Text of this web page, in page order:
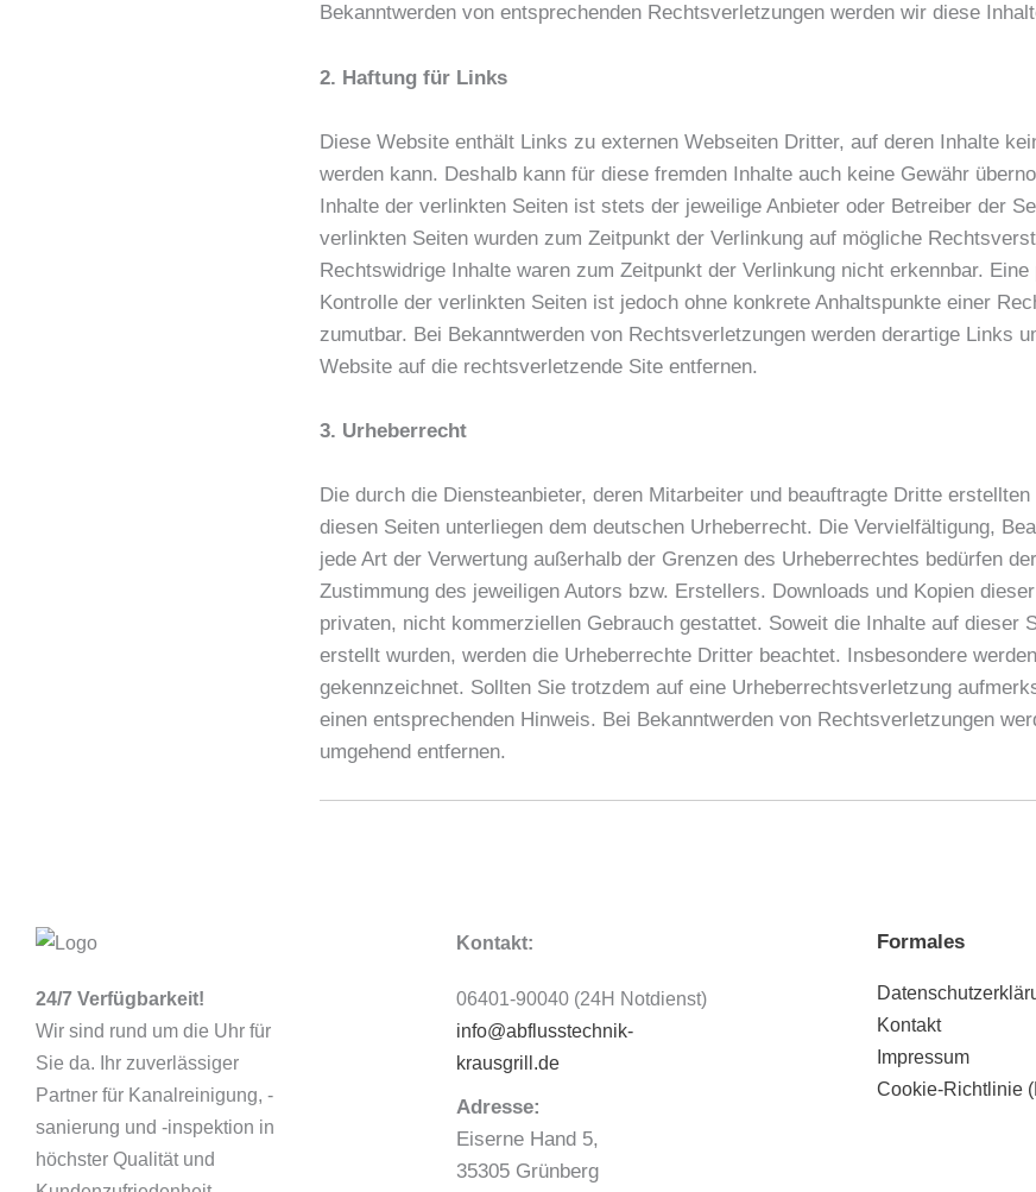
Bekanntwerden von entsprechenden Rechtsverletzungen werden wir diese
2. Haftung für Links
Diese Website enthält Links zu externen Webseiten Dritter, auf deren Inhalte
werden kann. Deshalb kann für diese fremden Inhalte auch keine Gewähr
Inhalte der verlinkten Seiten ist stets der jeweilige Anbieter oder Betreiber der
verlinkten Seiten wurden zum Zeitpunkt der Verlinkung auf mögliche
Rechtswidrige Inhalte waren zum Zeitpunkt der Verlinkung nicht erkennbar.
Kontrolle der verlinkten Seiten ist jedoch ohne konkrete Anhaltspunkte einer
zumutbar. Bei Bekanntwerden von Rechtsverletzungen werden derartige Links
Website auf die rechtsverletzende Site entfernen.
3. Urheberrecht
Die durch die Diensteanbieter, deren Mitarbeiter und beauftragte Dritte
diesen Seiten unterliegen dem deutschen Urheberrecht. Die Vervielfältigung,
jede Art der Verwertung außerhalb der Grenzen des Urheberrechtes bedürfen
Zustimmung des jeweiligen Autors bzw. Erstellers. Downloads und Kopien
privaten, nicht kommerziellen Gebrauch gestattet. Soweit die Inhalte auf dieser
erstellt wurden, werden die Urheberrechte Dritter beachtet. Insbesondere
gekennzeichnet. Sollten Sie trotzdem auf eine Urheberrechtsverletzung
einen entsprechenden Hinweis. Bei Bekanntwerden von Rechtsverletzungen
umgehend entfernen.
24/7 Verfügbarkeit!
Wir sind rund um die Uhr für
Sie da. Ihr zuverlässiger
Partner für Kanalreinigung, -
sanierung und -inspektion in
höchster Qualität und
Kontakt:
06401-90040 (24H Notdienst)
info@abflusstechnik-
krausgrill.de
Adresse:
Eiserne Hand 5,
35305 Grünberg
Formales
Kontakt
Impressum
Cookie-Richtlinie